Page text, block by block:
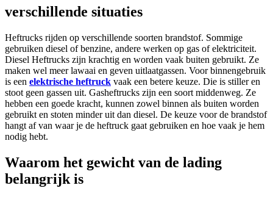
verschillende situaties
Heftrucks rijden op verschillende soorten brandstof. Sommige
gebruiken diesel of benzine, andere werken op gas of elektriciteit.
Diesel Heftrucks zijn krachtig en worden vaak buiten gebruikt. Ze
maken wel meer lawaai en geven uitlaatgassen. Voor binnengebruik
is een elektrische heftruck vaak een betere keuze. Die is stiller en
stoot geen gassen uit. Gasheftrucks zijn een soort middenweg. Ze
hebben een goede kracht, kunnen zowel binnen als buiten worden
gebruikt en stoten minder uit dan diesel. De keuze voor de brandstof
hangt af van waar je de heftruck gaat gebruiken en hoe vaak je hem
nodig hebt.
Waarom het gewicht van de lading
belangrijk is